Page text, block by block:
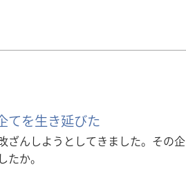
てを生き延びた
ざんしようとしてきました。その企
か。